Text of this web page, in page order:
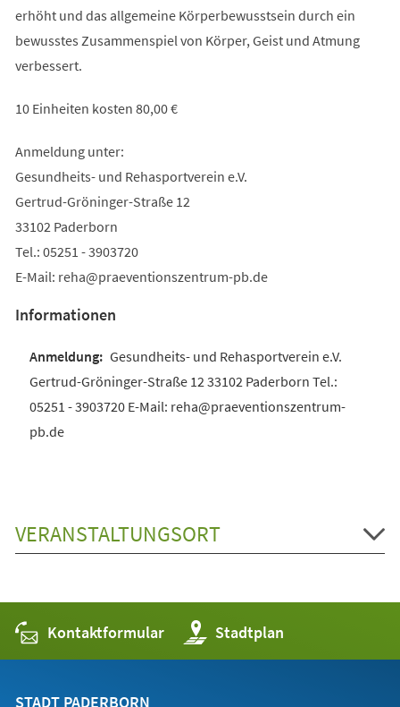
erhöht und das allgemeine Körperbewusstsein durch ein
bewusstes Zusammenspiel von Körper, Geist und Atmung
verbessert.
10 Einheiten kosten 80,00 €
Anmeldung unter:
Gesundheits- und Rehasportverein e.V.
Gertrud-Gröninger-Straße 12
33102 Paderborn
Tel.: 05251 - 3903720
E-Mail: reha praeventionszentrum-pb de
Informationen
Gesundheits- und Rehasportverein e.V.
Gertrud-Gröninger-Straße 12 33102 Paderborn Tel.:
05251 - 3903720 E-Mail: reha@praeventionszentrum-
pb.de
VERANSTALTUNGSORT
Kontaktformular Stadtplan
(Öffnet
in
einem
STADT PADERBORN